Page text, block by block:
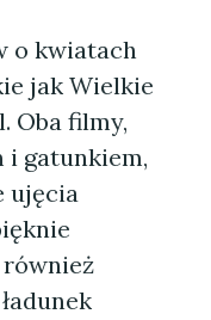
o kwiatach
jak Wielkie
Oba filmy,
i gatunkiem,
ujęcia
również